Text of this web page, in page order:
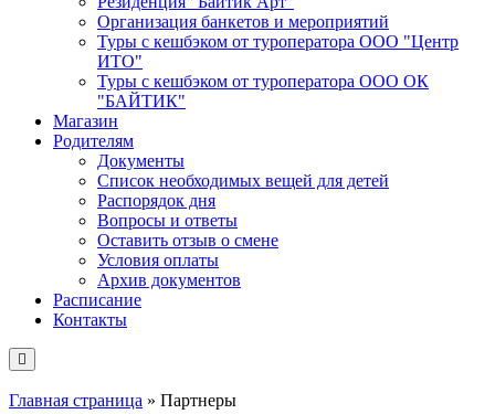
Организация банкетов и мероприятий
Туры с кешбэком от туроператора ООО "Центр
ИТО"
Туры с кешбэком от туроператора ООО ОК
"БАЙТИК"
Магазин
Родителям
Документы
Список необходимых вещей для детей
Распорядок дня
Вопросы и ответы
Оставить отзыв о смене
Условия оплаты
Архив документов
Расписание
Контакты
Главная страница » Партнеры